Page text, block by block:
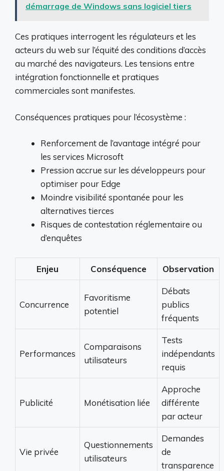
démarrage de Windows sans logiciel tiers
Ces pratiques interrogent les régulateurs et les
acteurs du web sur l’équité des conditions d’accès
au marché des navigateurs. Les tensions entre
intégration fonctionnelle et pratiques
commerciales sont manifestes.
Conséquences pratiques pour l’écosystème :
Renforcement de l’avantage intégré pour
les services Microsoft
Pression accrue sur les développeurs pour
optimiser pour Edge
Moindre visibilité spontanée pour les
alternatives tierces
Risques de contestation réglementaire ou
d’enquêtes
Enjeu Conséquence Observation
Concurrence
Favoritisme
potentiel
Débats
publics
fréquents
Performances
Comparaisons
utilisateurs
Tests
indépendants
requis
Publicité Monétisation liée
Approche
différente
par acteur
Vie privée
Questionnements
utilisateurs
Demandes
de
transparence